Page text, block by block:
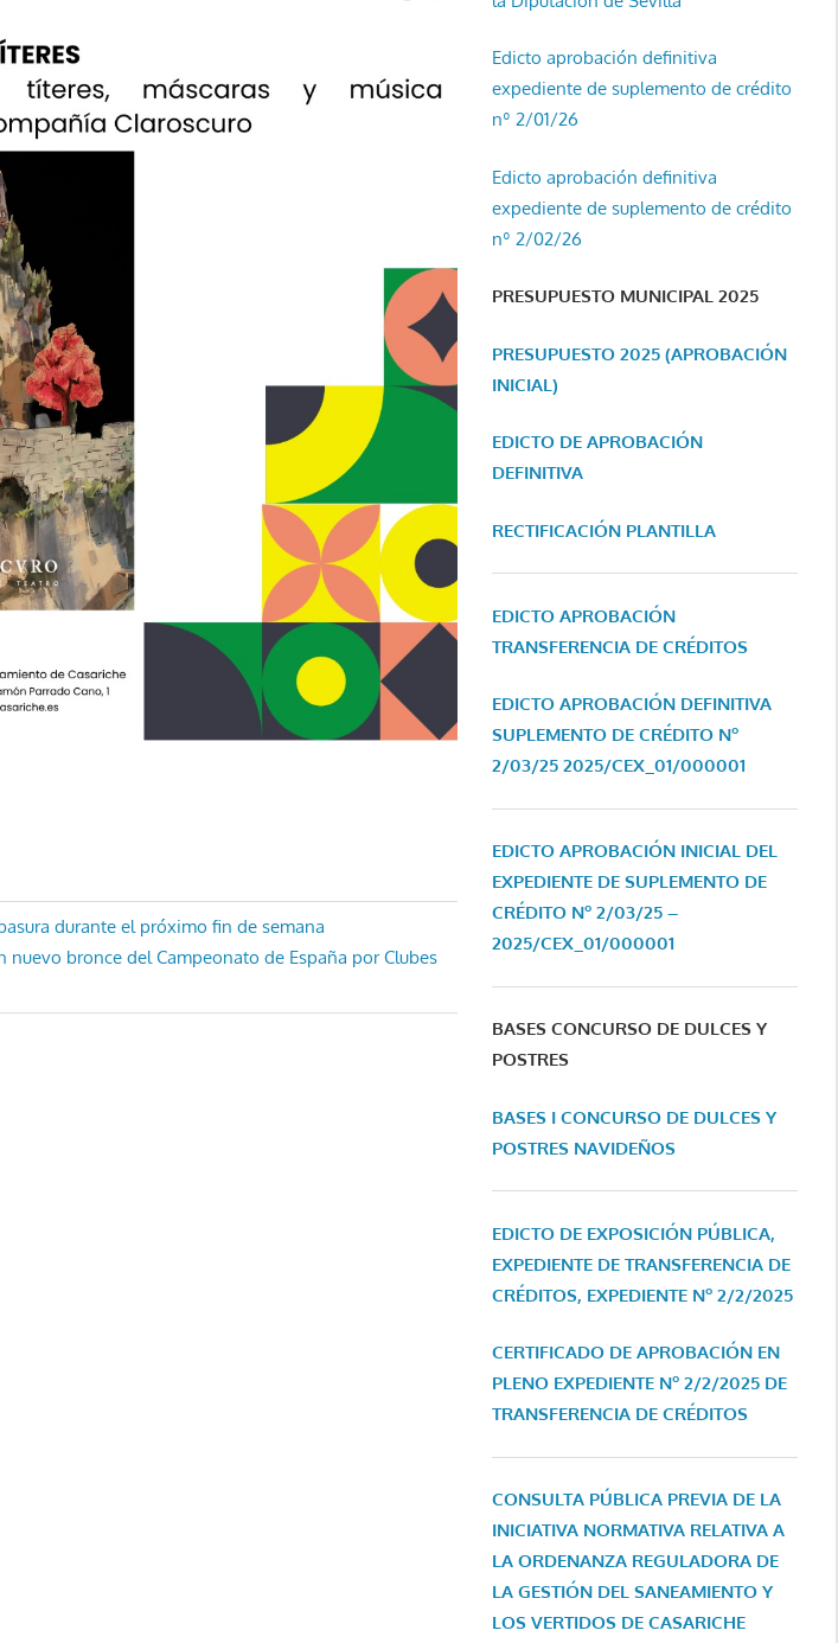
durante el próximo fin de semana
nuevo bronce del Campeonato de España por Clubes
Edicto aprobación definitiva
expediente de suplemento de crédito
nº 2/01/26
Edicto aprobación definitiva
expediente de suplemento de crédito
nº 2/02/26
PRESUPUESTO MUNICIPAL 2025
PRESUPUESTO 2025 (APROBACIÓN
INICIAL)
EDICTO DE APROBACIÓN
DEFINITIVA
RECTIFICACIÓN PLANTILLA
EDICTO APROBACIÓN
TRANSFERENCIA DE CRÉDITOS
EDICTO APROBACIÓN DEFINITIVA
SUPLEMENTO DE CRÉDITO Nº
2/03/25 2025/CEX_01/000001
EDICTO APROBACIÓN INICIAL DEL
EXPEDIENTE DE SUPLEMENTO DE
CRÉDITO Nº 2/03/25 –
2025/CEX_01/000001
BASES CONCURSO DE DULCES Y
POSTRES
BASES I CONCURSO DE DULCES Y
POSTRES NAVIDEÑOS
EDICTO DE EXPOSICIÓN PÚBLICA,
EXPEDIENTE DE TRANSFERENCIA DE
CRÉDITOS, EXPEDIENTE Nº 2/2/2025
CERTIFICADO DE APROBACIÓN EN
PLENO EXPEDIENTE Nº 2/2/2025 DE
TRANSFERENCIA DE CRÉDITOS
CONSULTA PÚBLICA PREVIA DE LA
INICIATIVA NORMATIVA RELATIVA A
LA ORDENANZA REGULADORA DE
LA GESTIÓN DEL SANEAMIENTO Y
LOS VERTIDOS DE CASARICHE